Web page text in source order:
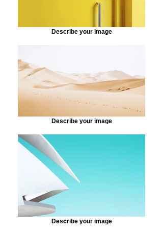
Describe your image
Describe your image
Describe your image